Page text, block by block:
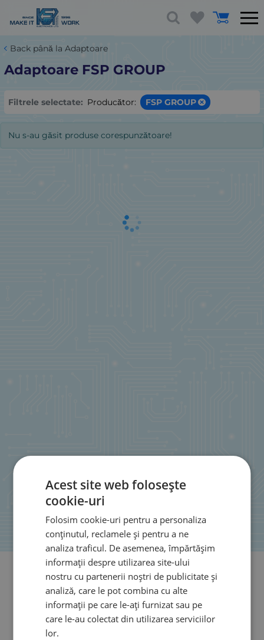
Back până la Adaptoare
Adaptoare FSP GROUP
Filtrele selectate: Producător: FSP GROUP
Nu s-au găsit produse corespunzătoare!
Acest site web folosește
cookie-uri
Folosim cookie-uri pentru a personaliza
conținutul, reclamele și pentru a ne
analiza traficul. De asemenea, împărtășim
informații despre utilizarea site-ului
nostru cu partenerii noștri de publicitate și
analiză, care le pot combina cu alte
informații pe care le-ați furnizat sau pe
care le-au colectat din utilizarea serviciilor
lor.